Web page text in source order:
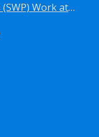
Sertifikasi Safe Work Practices (SWP) Work at Height BNSP